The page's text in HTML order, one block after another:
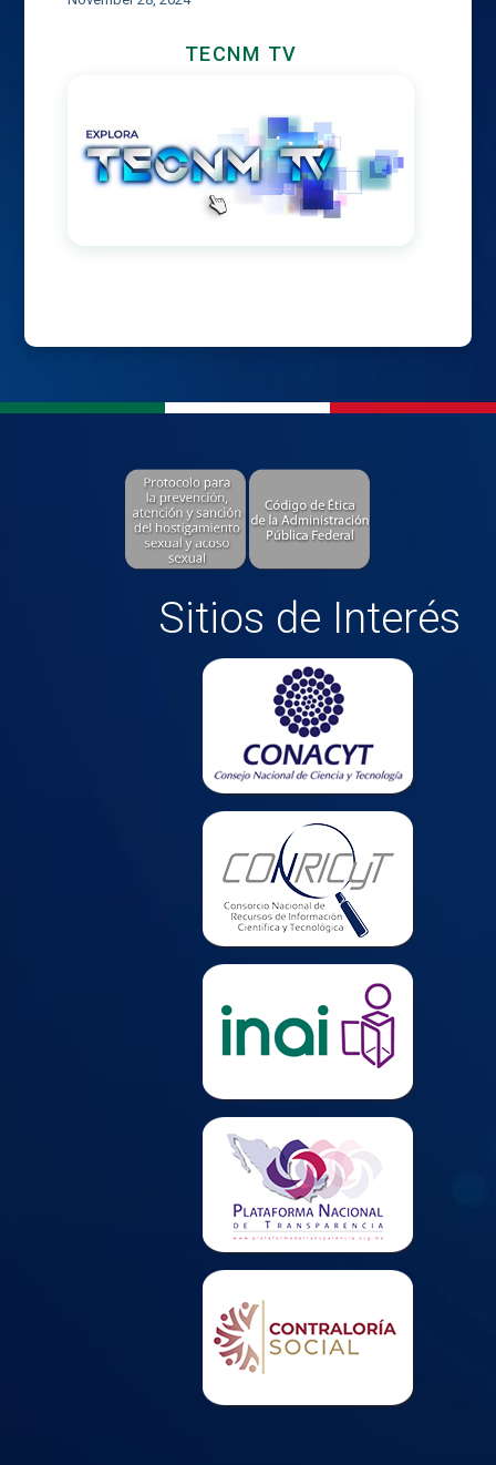
TECNM TV
Sitios de Interés